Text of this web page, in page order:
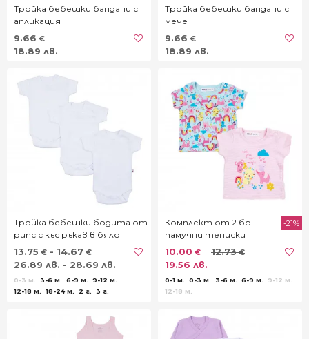
Тройка бебешки бандани с
апликация
9.66 €
18.89 лв.
Тройка бебешки бандани с
мече
9.66 €
18.89 лв.
Тройка бебешки бодита от
рипс с къс ръкав в бяло
13.75 € - 14.67 €
26.89 лв. - 28.69 лв.
0-3 м. 3-6 м. 6-9 м.
9-12 м.
12-18 м.
18-24 м. 2 г. 3 г.
Комплект от 2 бр.
памучни тениски
"Magic"
-21%
10.00 €
19.56 лв.
12.73€
0-1 м. 0-3 м. 3-6 м. 6-9 м.
9-12 м.
12-18 м.